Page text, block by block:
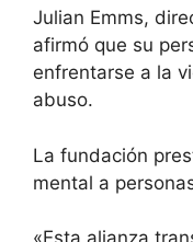
Julian Emms,
afirmó que su
enfrentarse a la
abuso.
La fundación
mental a